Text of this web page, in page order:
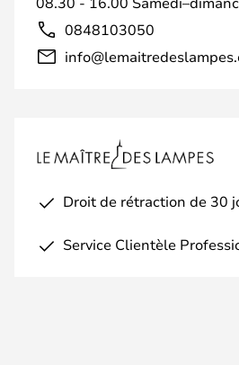
0848103050
Droit de rétraction de 30
Service Clientèle